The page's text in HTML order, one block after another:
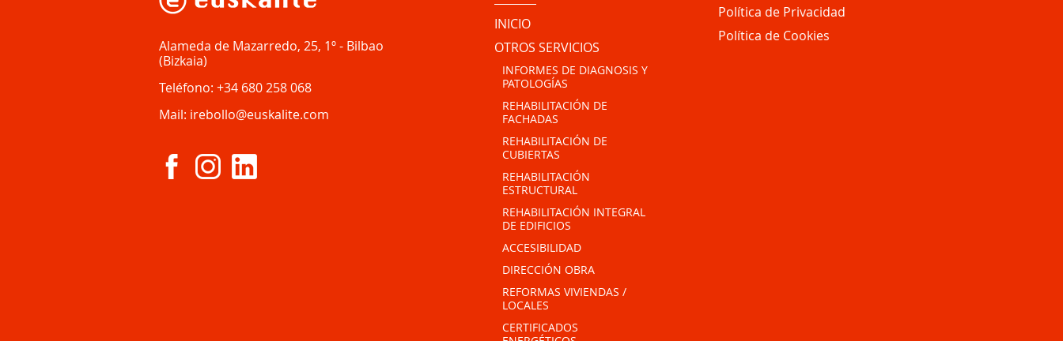
Alameda de Mazarredo, 25, 1º- Bilbao
(Bizkaia)
Teléfono: +34 680 258 068
Mail: irebollo@euskalite.com
INICIO
OTROS SERVICIOS
INFORMES DE DIAGNOSIS Y
PATOLOGÍAS
REHABILITACIÓN DE
FACHADAS
REHABILITACIÓN DE
CUBIERTAS
REHABILITACIÓN
ESTRUCTURAL
REHABILITACIÓN INTEGRAL
DE EDIFICIOS
ACCESIBILIDAD
DIRECCIÓN OBRA
REFORMAS VIVIENDAS /
LOCALES
CERTIFICADOS
Política de Privacidad
Política de Cookies